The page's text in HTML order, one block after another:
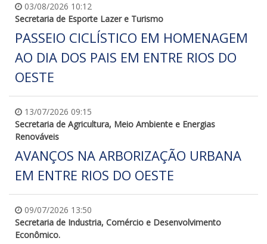
03/08/2026 10:12
Secretaria de Esporte Lazer e Turismo
PASSEIO CICLÍSTICO EM HOMENAGEM
AO DIA DOS PAIS EM ENTRE RIOS DO
OESTE
13/07/2026 09:15
Secretaria de Agricultura, Meio Ambiente e Energias
Renováveis
AVANÇOS NA ARBORIZAÇÃO URBANA
EM ENTRE RIOS DO OESTE
09/07/2026 13:50
Secretaria de Industria, Comércio e Desenvolvimento
Econômico.